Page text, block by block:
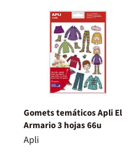
Gomets temáticos Apli El
Armario 3 hojas 66u
Apli